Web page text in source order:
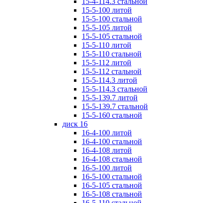
15-5-100 литой
15-5-100 стальной
15-5-105 литой
15-5-105 стальной
15-5-110 литой
15-5-110 стальной
15-5-112 литой
15-5-112 стальной
15-5-114.3 литой
15-5-114.3 стальной
15-5-139.7 литой
15-5-139.7 стальной
15-5-160 стальной
диск 16
16-4-100 литой
16-4-100 стальной
16-4-108 литой
16-4-108 стальной
16-5-100 литой
16-5-100 стальной
16-5-105 стальной
16-5-108 стальной